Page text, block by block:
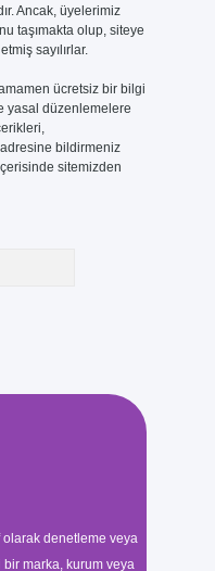
Ancak, üyelerimiz
taşımakta olup, siteye
sayılırlar.
ücretsiz bir bilgi
yasal düzenlemelere
bildirmeniz
sitemizden
olarak denetleme veya
bir marka, kurum veya